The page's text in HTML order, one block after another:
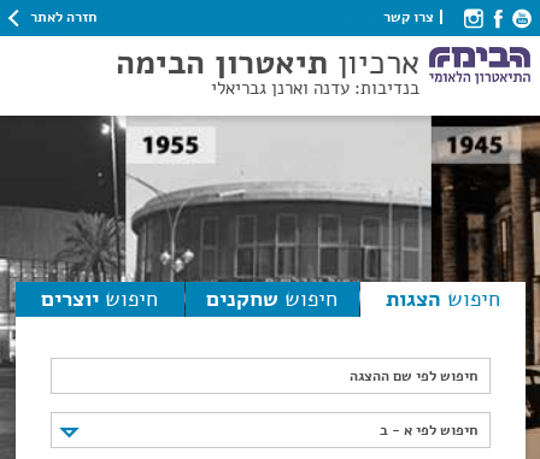
צרו קשר חזרה לאתר
ארכיון תיאטרון הבימה
בנדיבות: עדנה וארנן גבריאלי
חיפוש הצגות חיפוש שחקנים חיפוש יוצרים
חיפוש לפי שם ההצגה
חיפוש לפי א - ב
חיפוש לפי א - ב